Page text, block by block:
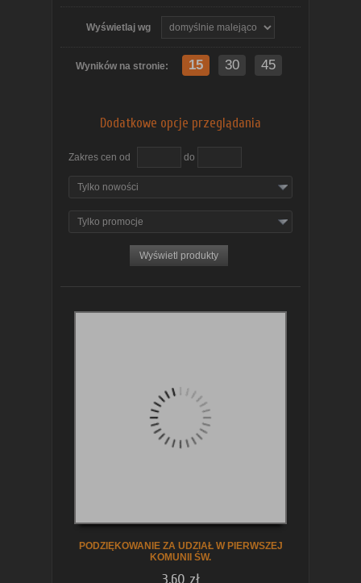
Wyświetlaj wg
Wyników na stronie: 15 30 45
Dodatkowe opcje przeglądania
Zakres cen od do
Tylko nowości
Tylko promocje
zobacz szczegóły
PODZIĘKOWANIE ZA UDZIAŁ W PIERWSZEJ
KOMUNII ŚW.
3,60 zł